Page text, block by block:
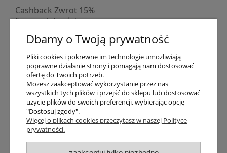
Cashback Zwrot 15%
Formy płatności
Numer konta
PayPo kupujesz, nie płacisz
Progi rabatowe
Promocje
Dostawa
Czas wysyłki
Dostawa
Śledzenie przesyłki GLS
Dbamy o Twoją prywatność
Pliki cookies i pokrewne im technologie umożliwiają
poprawne działanie strony i pomagają nam dostosować
ofertę do Twoich potrzeb.
Możesz zaakceptować wykorzystanie przez nas
wszystkich tych plików i przejść do sklepu lub dostosować
użycie plików do swoich preferencji, wybierając opcję
"Dostosuj zgody".
Więcej o plikach cookies przeczytasz w naszej Polityce
prywatności.